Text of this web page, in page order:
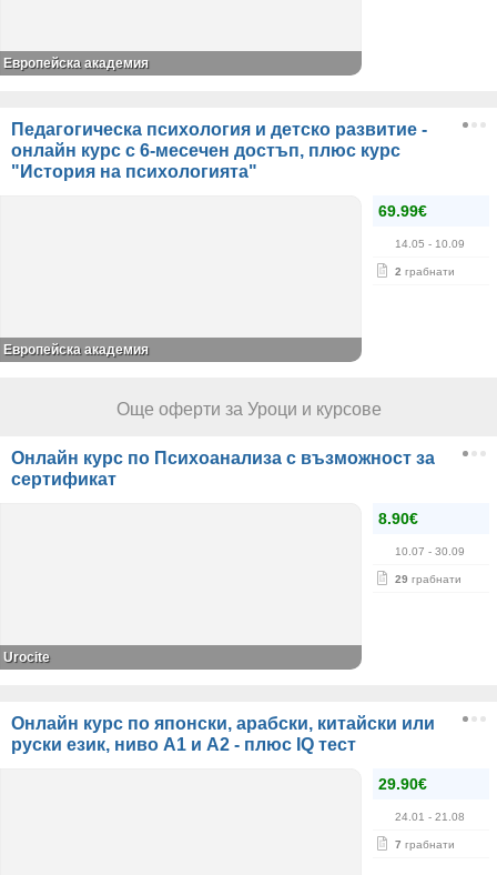
Европейска академия
Педагогическа психология и детско развитие -
онлайн курс с 6-месечен достъп, плюс курс
"История на психологията"
69.99€
14.05 - 10.09
2 грабнати
Европейска академия
Още оферти за Уроци и курсове
Онлайн курс по Психоанализа с възможност за
сертификат
8.90€
10.07 - 30.09
29 грабнати
Urocite
Онлайн курс по японски, арабски, китайски или
руски език, ниво А1 и А2 - плюс IQ тест
29.90€
24.01 - 21.08
7 грабнати